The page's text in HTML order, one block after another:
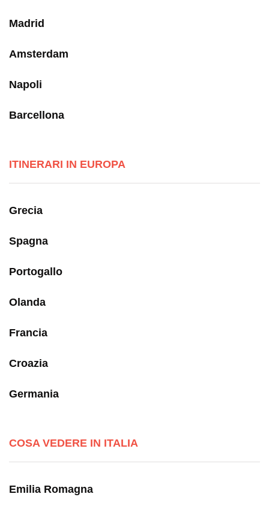
Madrid
Amsterdam
Napoli
Barcellona
ITINERARI IN EUROPA
Grecia
Spagna
Portogallo
Olanda
Francia
Croazia
Germania
COSA VEDERE IN ITALIA
Emilia Romagna